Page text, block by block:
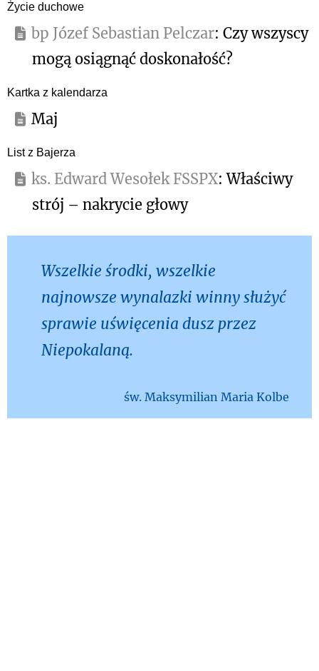
Życie duchowe
bp Józef Sebastian Pelczar: Czy wszyscy
mogą osiągnąć doskonałość?
Kartka z kalendarza
Maj
List z Bajerza
ks. Edward Wesołek FSSPX: Właściwy
strój – nakrycie głowy
Wszelkie środki, wszelkie
najnowsze wynalazki winny służyć
sprawie uświęcenia dusz przez
Niepokalaną.
św. Maksymilian Maria Kolbe